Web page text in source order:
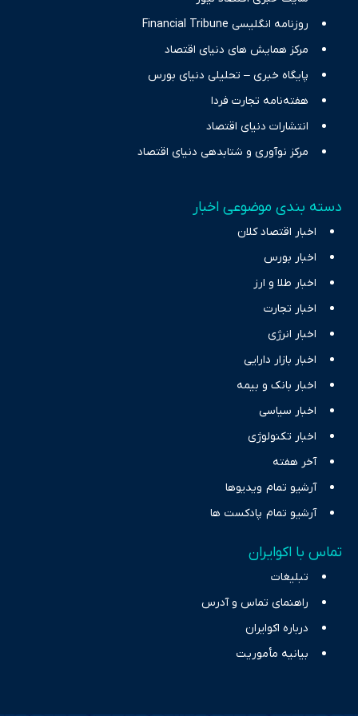
روزنامه انگلیسی Financial Tribune
مرکز همایش های دنیای اقتصاد
پایگاه خبری – تحلیلی دنیای بورس
هفته‌نامه تجارت فردا
انتشارات دنیای اقتصاد
مرکز نوآوری و شتابدهی دنیای اقتصاد
دسته بندی موضوعی اخبار
اخبار اقتصاد کلان
اخبار بورس
اخبار طلا و ارز
اخبار تجارت
اخبار انرژی
اخبار بازار دارایی
اخبار بانک و بیمه
اخبار سیاسی
اخبار تکنولوژی
آخر هفته
آرشیو تمام ویدیوها
آرشیو تمام پادکست ها
تماس با اکوایران
تبلیغات
راهنمای تماس و آدرس
درباره اکوایران
بیانیه مأموریت